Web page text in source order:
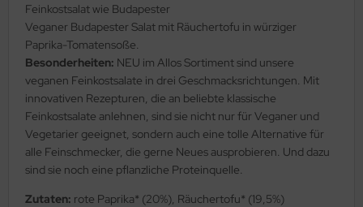
Feinkostsalat wie Budapester
Veganer Budapester Salat mit Räuchertofu in würziger
Paprika-Tomatensoße.
Besonderheiten: NEU im Allos Sortiment sind unsere
veganen Feinkostsalate in drei Geschmacksrichtungen. Mit
innovativen Rezepturen, die an beliebte klassische
Feinkostsalate anlehnen, sind sie nicht nur für Veganer und
Vegetarier geeignet, sondern auch eine tolle Alternative für
alle Feinschmecker, die gerne Neues ausprobieren. Und dazu
sind sie noch eine pflanzliche Proteinquelle.
Zutaten: rote Paprika* (20%), Räuchertofu* (19,5%)